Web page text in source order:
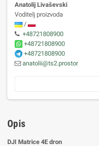
Anatolij Livaševski
Voditelj proizvoda
/
+48721808900
+48721808900
+48721808900
anatolii@ts2.prostor
Opis
DJI Matrice 4E dron